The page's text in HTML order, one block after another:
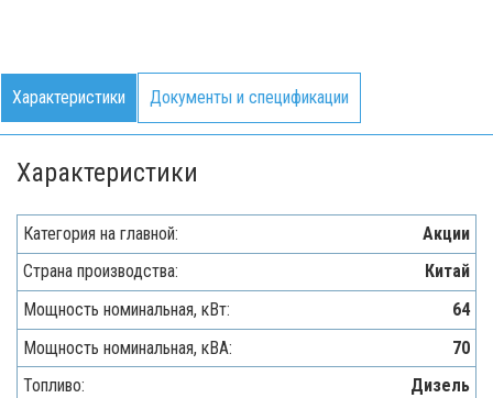
Характеристики Документы и спецификации
Характеристики
Категория на главной:
Акции
Страна производства:
Китай
Мощность номинальная, кВт:
64
Мощность номинальная, кВА:
70
Топливо:
Дизель